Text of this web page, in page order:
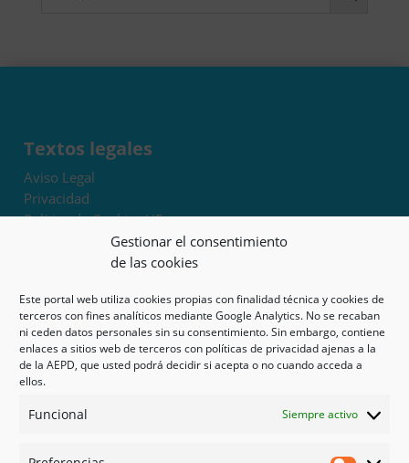
Gestionar el consentimiento
de las cookies
Este portal web utiliza cookies propias con finalidad técnica y cookies de
terceros con fines analíticos mediante Google Analytics. No se recaban
ni ceden datos personales sin su consentimiento. Sin embargo, contiene
enlaces a sitios web de terceros con políticas de privacidad ajenas a la
de la AEPD, que usted podrá decidir si acepta o no cuando acceda a
ellos.
Funcional Siempre activo
Textos legales
Aviso Legal
Privacidad
Política de Cookies UE
Términos y condiciones
Exoneración de responsabilidad
Mapa del sitio
Mi cuenta
Tienda
Psicología en Murcia
Guías